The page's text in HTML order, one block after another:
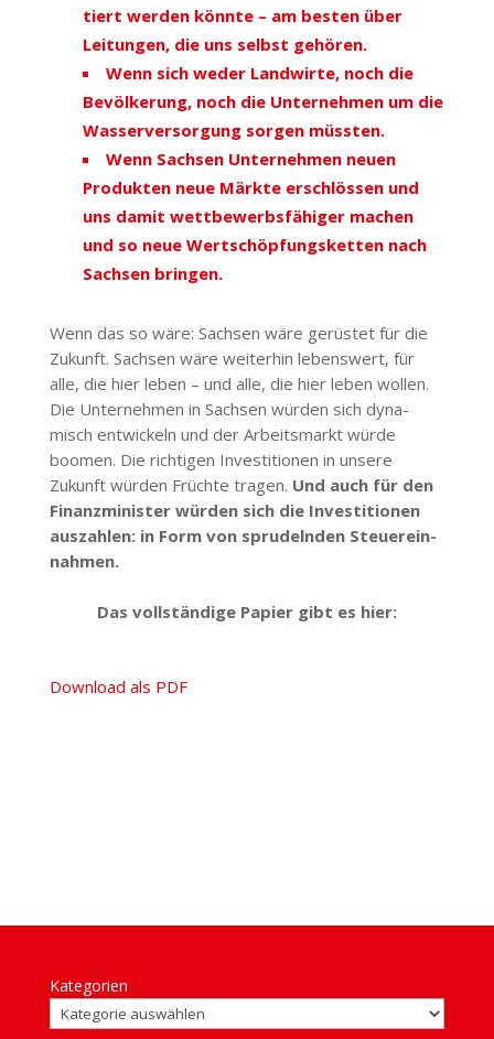
tiert werden könnte – am besten über
Leitungen, die uns selbst gehören.
Wenn sich weder Land­wirte, noch die
Bevöl­kerung, noch die Unter­nehmen um die
Wasser­ver­sorgung sorgen müssten.
Wenn Sachsen Unter­nehmen neuen
Produkten neue Märkte erschlössen und
uns damit wett­be­werbs­fä­higer machen
und so neue Wert­schöp­fungs­ketten nach
Sachsen bringen.
Wenn das so wäre: Sachsen wäre gerüstet für die
Zukunft. Sachsen wäre weiterhin lebenswert, für
alle, die hier leben – und alle, die hier leben wollen.
Die Unter­nehmen in Sachsen würden sich dyna­
misch entwi­ckeln und der Arbeits­markt würde
boomen. Die rich­tigen Inves­ti­tionen in unsere
Zukunft würden Früchte tragen. Und auch für den
Finanz­mi­nister würden sich die Inves­ti­tionen
auszahlen: in Form von spru­delnden Steu­er­ein­
nahmen.
Das voll­ständige Papier gibt es hier:
Download als PDF
Kategorien